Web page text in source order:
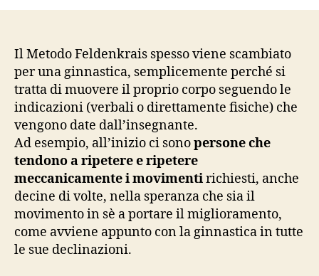
Il Metodo Feldenkrais spesso viene scambiato
per una ginnastica, semplicemente perché si
tratta di muovere il proprio corpo seguendo le
indicazioni (verbali o direttamente fisiche) che
vengono date dall’insegnante.
Ad esempio, all’inizio ci sonopersone che
tendono a ripetere e ripetere
meccanicamente i movimentirichiesti, anche
decine di volte, nella speranza che sia il
movimento in sè a portare il miglioramento,
come avviene appunto con la ginnastica in tutte
le sue declinazioni.